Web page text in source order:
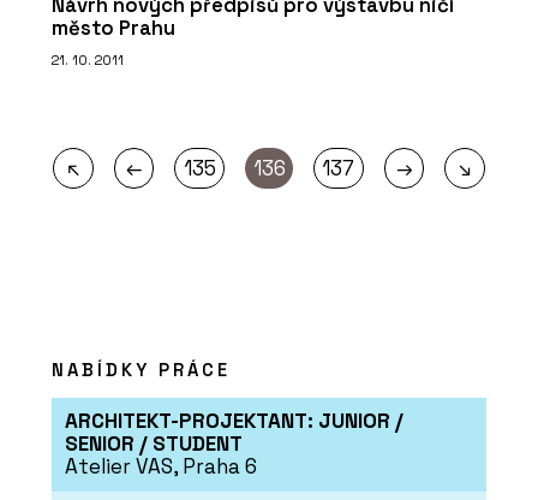
Návrh nových předpisů pro výstavbu ničí
město Prahu
21. 10. 2011
↖ ← 135 136 137 → ↘
NABÍDKY PRÁCE
ARCHITEKT-PROJEKTANT: JUNIOR /
SENIOR / STUDENT
Atelier VAS, Praha 6